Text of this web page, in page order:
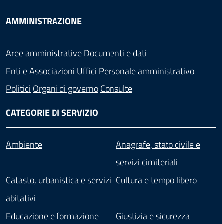
AMMINISTRAZIONE
Aree amministrativeDocumenti e dati
Enti e Associazioni Uffici Personale amministrativo
Politici Organi di governoConsulte
CATEGORIE DI SERVIZIO
Ambiente
Anagrafe, stato civile e
servizi cimiteriali
Catasto, urbanistica e servizi
abitativi
Cultura e tempo libero
Educazione e formazione
Giustizia e sicurezza